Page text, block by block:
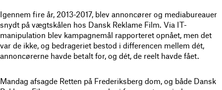
Igennem fire år, 2013-2017, blev annoncører og mediabureauer
snydt på vægtskålen hos Dansk Reklame Film. Via IT-
manipulation blev kampagnemål rapporteret opnået, men det
var de ikke, og bedrageriet bestod i differencen mellem dét,
annoncørerne havde betalt for, og dét, de reelt havde fået.
Mandag afsagde Retten på Frederiksberg dom, og både Dansk